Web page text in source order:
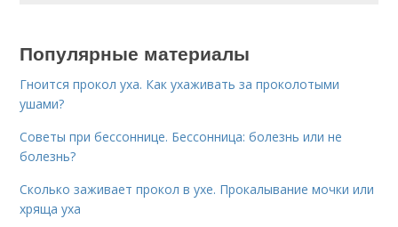
Популярные материалы
Гноится прокол уха. Как ухаживать за проколотыми
ушами?
Советы при бессоннице. Бессонница: болезнь или не
болезнь?
Сколько заживает прокол в ухе. Прокалывание мочки или
хряща уха